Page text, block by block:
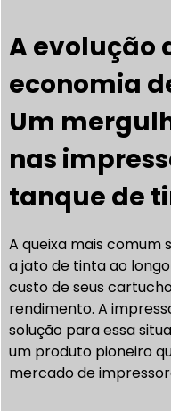
A evolução
economia
Um
nas
tanque de
A queixa mais comum
a jato de tinta ao
custo de seus
rendimento. A
solução para essa
um produto pioneiro
mercado de